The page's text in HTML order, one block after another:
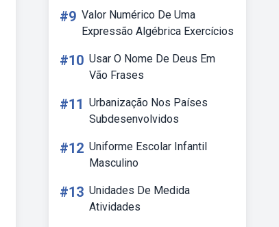
#9 Valor Numérico De Uma
Expressão Algébrica Exercícios
#10 Usar O Nome De Deus Em
Vão Frases
#11 Urbanização Nos Países
Subdesenvolvidos
#12 Uniforme Escolar Infantil
Masculino
#13 Unidades De Medida
Atividades